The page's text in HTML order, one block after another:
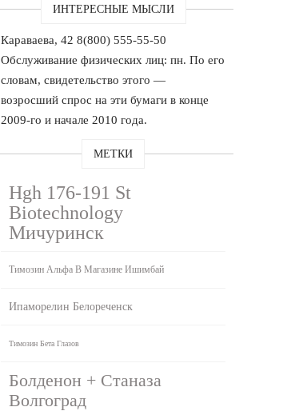
ИНТЕРЕСНЫЕ МЫСЛИ
Караваева, 42 8(800) 555-55-50
Обслуживание физических лиц: пн. По его
словам, свидетельство этого —
возросший спрос на эти бумаги в конце
2009-го и начале 2010 года.
МЕТКИ
Hgh 176-191 St
Biotechnology
Мичуринск
Tимозин Альфа В Магазине Ишимбай
Ипаморелин Белореченск
Tимозин Бета Глазов
Болденон + Станаза
Волгоград